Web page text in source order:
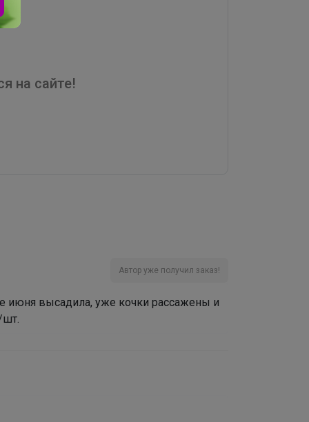
на сайте!
Автор уже получил заказ!
июня высадила, уже кочки рассажены и
шт.